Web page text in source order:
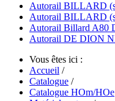
Autorail BILLARD
Autorail BILLARD
Autorail Billard A80
Autorail DE DION
Vous êtes ici :
Accueil /
Catalogue /
Catalogue HOm/HOe